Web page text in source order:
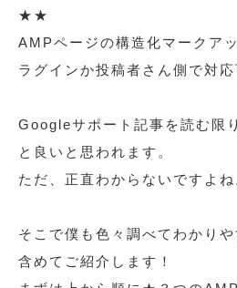
★★
AMPページの構造化マークア
ラグインか投稿者さん側で対応
Googleサポート記事を読む限
と良いと思われます。
ただ、正直わからないですよね
そこで僕も色々調べてわかり
含めてご紹介します！